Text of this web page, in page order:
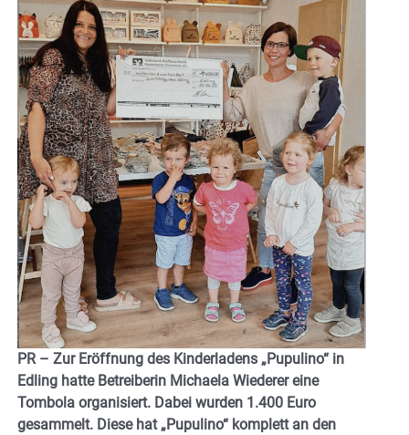
PR – Zur Eröffnung des Kinderladens „Pupulino“ in
Edling hatte Betreiberin Michaela Wiederer eine
Tombola organisiert. Dabei wurden 1.400 Euro
gesammelt. Diese hat „Pupulino“ komplett an den